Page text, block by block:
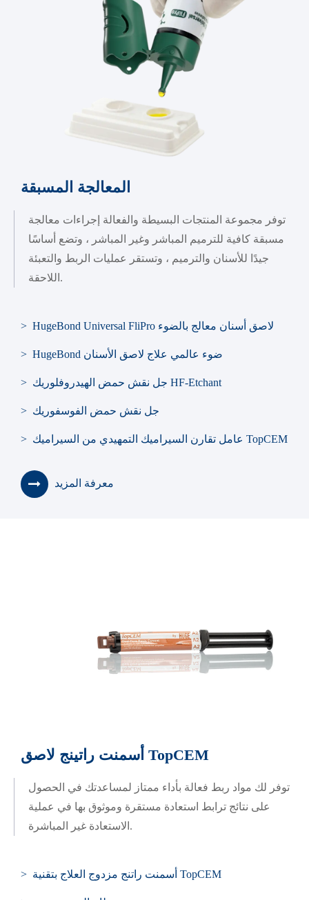
المعالجة المسبقة
توفر مجموعة المنتجات البسيطة والفعالة إجراءات معالجة
مسبقة كافية للترميم المباشر وغير المباشر ، وتضع أساسًا
جيدًا للأسنان والترميم ، وتستقر عمليات الربط والتعبئة
اللاحقة.
> HugeBond Universal FliPro لاصق أسنان معالج بالضوء
> HugeBond ضوء عالمي علاج لاصق الأسنان
> جل نقش حمض الهيدروفلوريك HF-Etchant
> جل نقش حمض الفوسفوريك
> عامل تقارن السيراميك التمهيدي من السيراميك TopCEM
معرفة المزيد
أسمنت راتينج لاصق TopCEM
توفر لك مواد ربط فعالة بأداء ممتاز لمساعدتك في الحصول
على نتائج ترابط استعادة مستقرة وموثوق بها في عملية
الاستعادة غير المباشرة.
> أسمنت راتنج مزدوج العلاج بتقنية TopCEM